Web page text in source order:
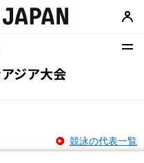
ジア大会
競泳の代表一覧